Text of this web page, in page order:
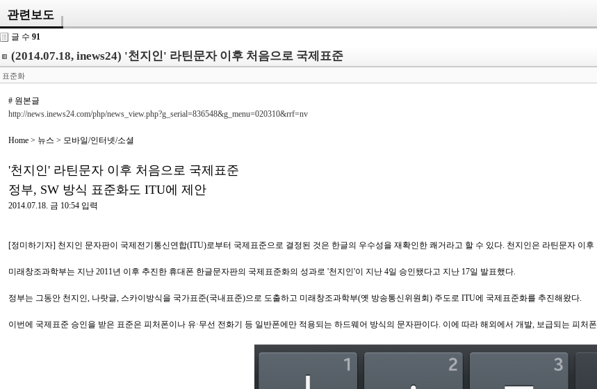
관련보도
글 수 91
(2014.07.18, inews24) '천지인' 라틴문자 이후 처음으로 국제표준
표준화
# 원본글
http://news.inews24.com/php/news_view.php?g_serial=836548&g_menu=020310&rrf=nv
Home > 뉴스 > 모바일/인터넷/소셜
'천지인' 라틴문자 이후 처음으로 국제표준
정부, SW 방식 표준화도 ITU에 제안
2014.07.18. 금 10:54 입력
[정미하기자] 천지인 문자판이 국제전기통신연합(ITU)로부터 국제표준으로 결정된 것은 한글의 우수성을 재확인한 쾌거라고 할 수 있다. 천지인은 라틴문자 이
미래창조과학부는 지난 2011년 이후 추진한 휴대폰 한글문자판의 국제표준화의 성과로 '천지인'이 지난 4일 승인됐다고 지난 17일 발표했다.
정부는 그동안 천지인, 나랏글, 스카이방식을 국가표준(국내표준)으로 도출하고 미래창조과학부(옛 방송통신위원회) 주도로 ITU에 국제표준화를 추진해왔다.
이번에 국제표준 승인을 받은 표준은 피처폰이나 유·무선 전화기 등 일반폰에만 적용되는 하드웨어 방식의 문자판이다. 이에 따라 해외에서 개발, 보급되는 피처